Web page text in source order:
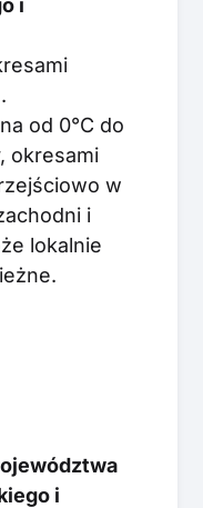
od 0°C do
okresami
w
i
lokalnie
i